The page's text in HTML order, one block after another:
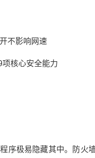
不影响网速
核心安全能力
序极易隐藏其中。防火